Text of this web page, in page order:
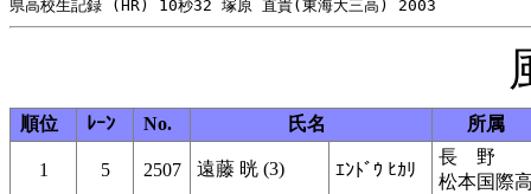
順位 ﾚｰﾝ No. 氏名 所属
1 5 2507 遠藤 晄 (3) ｴﾝﾄﾞｳ ﾋｶﾘ
長 野
松本国際